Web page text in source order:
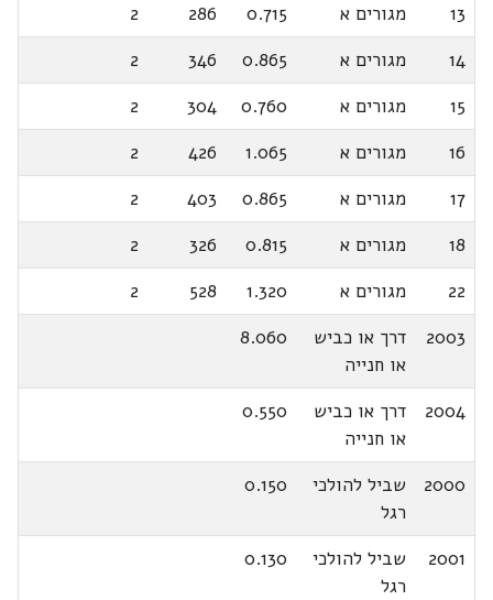
13
מגורים א 0.715
286
2
14
מגורים א 0.865
346
2
15
מגורים א 0.760
304
2
16
מגורים א 1.065
426
2
17
מגורים א 0.865
403
2
18
מגורים א 0.815
326
2
22
מגורים א 1.320
528
2
2003
דרך או כביש
או חנייה
8.060
2004
דרך או כביש
או חנייה
0.550
2000
שביל להולכי
רגל
0.150
2001
שביל להולכי
רגל
0.130